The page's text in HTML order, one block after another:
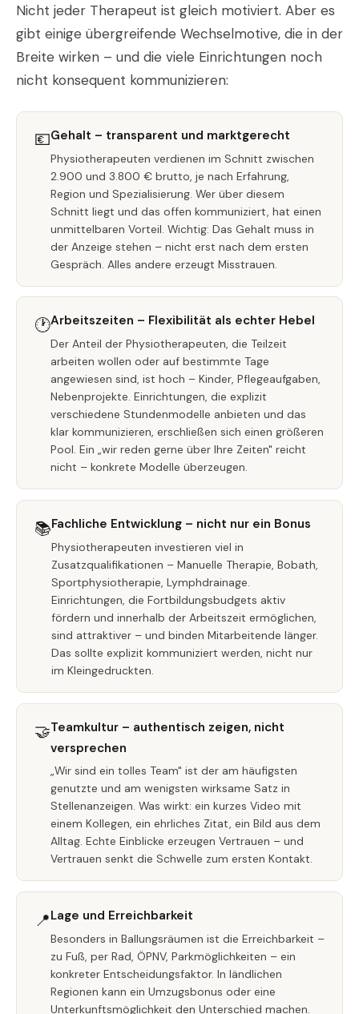
Nicht jeder Therapeut ist gleich motiviert. Aber es
gibt einige übergreifende Wechselmotive, die in der
Breite wirken – und die viele Einrichtungen noch
nicht konsequent kommunizieren:
💶Gehalt – transparent und marktgerecht
Physiotherapeuten verdienen im Schnitt zwischen
2.900 und 3.800 € brutto, je nach Erfahrung,
Region und Spezialisierung. Wer über diesem
Schnitt liegt und das offen kommuniziert, hat einen
unmittelbaren Vorteil. Wichtig: Das Gehalt muss in
der Anzeige stehen – nicht erst nach dem ersten
Gespräch. Alles andere erzeugt Misstrauen.
🕐Arbeitszeiten – Flexibilität als echter Hebel
Der Anteil der Physiotherapeuten, die Teilzeit
arbeiten wollen oder auf bestimmte Tage
angewiesen sind, ist hoch – Kinder, Pflegeaufgaben,
Nebenprojekte. Einrichtungen, die explizit
verschiedene Stundenmodelle anbieten und das
klar kommunizieren, erschließen sich einen größeren
Pool. Ein „wir reden gerne über Ihre Zeiten" reicht
nicht – konkrete Modelle überzeugen.
📚Fachliche Entwicklung – nicht nur ein Bonus
Physiotherapeuten investieren viel in
Zusatzqualifikationen – Manuelle Therapie, Bobath,
Sportphysiotherapie, Lymphdrainage.
Einrichtungen, die Fortbildungsbudgets aktiv
fördern und innerhalb der Arbeitszeit ermöglichen,
sind attraktiver – und binden Mitarbeitende länger.
Das sollte explizit kommuniziert werden, nicht nur
im Kleingedruckten.
🤝Teamkultur – authentisch zeigen, nicht
versprechen
„Wir sind ein tolles Team" ist der am häufigsten
genutzte und am wenigsten wirksame Satz in
Stellenanzeigen. Was wirkt: ein kurzes Video mit
einem Kollegen, ein ehrliches Zitat, ein Bild aus dem
Alltag. Echte Einblicke erzeugen Vertrauen – und
Vertrauen senkt die Schwelle zum ersten Kontakt.
📍Lage und Erreichbarkeit
Besonders in Ballungsräumen ist die Erreichbarkeit –
zu Fuß, per Rad, ÖPNV, Parkmöglichkeiten – ein
konkreter Entscheidungsfaktor. In ländlichen
Regionen kann ein Umzugsbonus oder eine
Unterkunftsmöglichkeit den Unterschied machen.